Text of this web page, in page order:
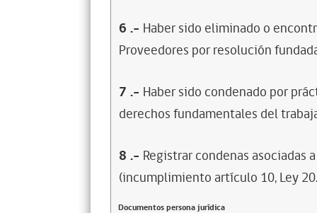
6 .- Haber sido eliminado o
Proveedores por resolución
7 .- Haber sido condenado por
derechos fundamentales del
8 .- Registrar condenas asociadas
(incumplimiento artículo 10, Ley
Documentos persona jurídica